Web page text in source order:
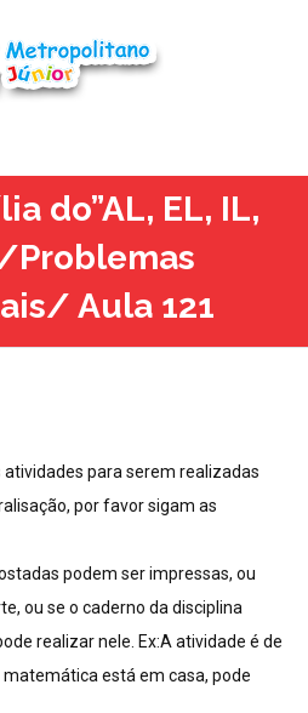
do”AL, EL, IL,
Problemas
Aula 121
para serem realizadas
por favor sigam as
podem ser impressas, ou
ou se o caderno da disciplina
realizar nele. Ex:A atividade é de
está em casa, pode